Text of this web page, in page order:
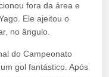
fora da área e
Ele ajeitou o
no ângulo.
do Campeonato
gol fantástico. Após